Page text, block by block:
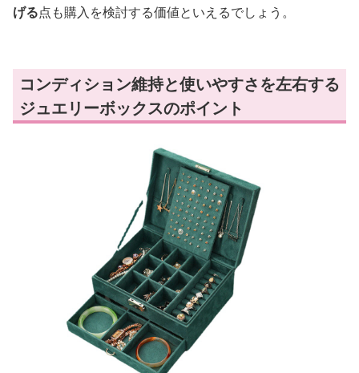
げる点も購入を検討する価値といえるでしょう。
コンディション維持と使いやすさを左右する
ジュエリーボックスのポイント